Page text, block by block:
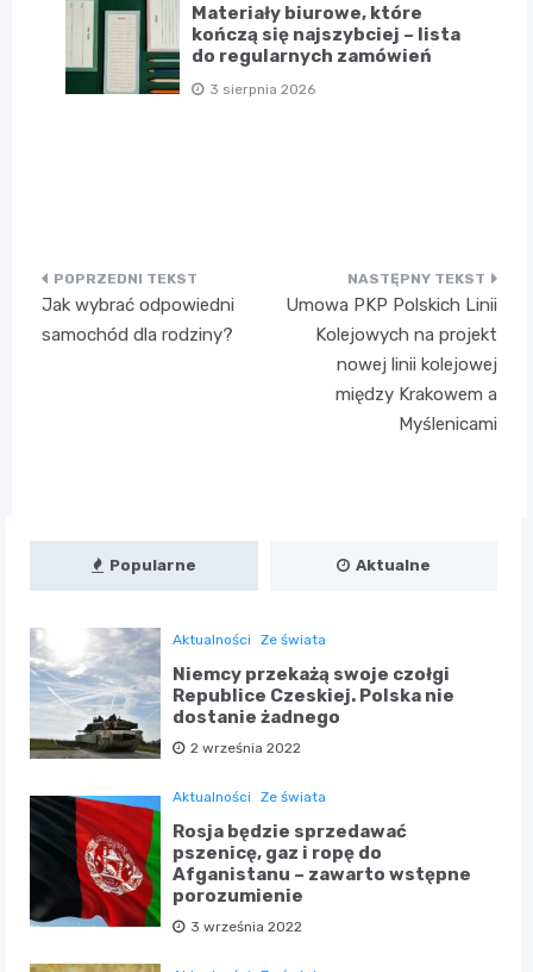
Materiały biurowe, które
kończą się najszybciej – lista
do regularnych zamówień
3 sierpnia 2026
Nawigacja
wpisu
Jak wybrać odpowiedni
samochód dla rodziny?
Umowa PKP Polskich Linii
Kolejowych na projekt
nowej linii kolejowej
między Krakowem a
Myślenicami
Popularne Aktualne
Aktualności Ze świata
Niemcy przekażą swoje czołgi
Republice Czeskiej. Polska nie
dostanie żadnego
2 września 2022
Aktualności Ze świata
Rosja będzie sprzedawać
pszenicę, gaz i ropę do
Afganistanu – zawarto wstępne
porozumienie
3 września 2022